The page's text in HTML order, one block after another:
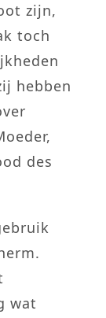
zijn,
toch
hebben
des
wat